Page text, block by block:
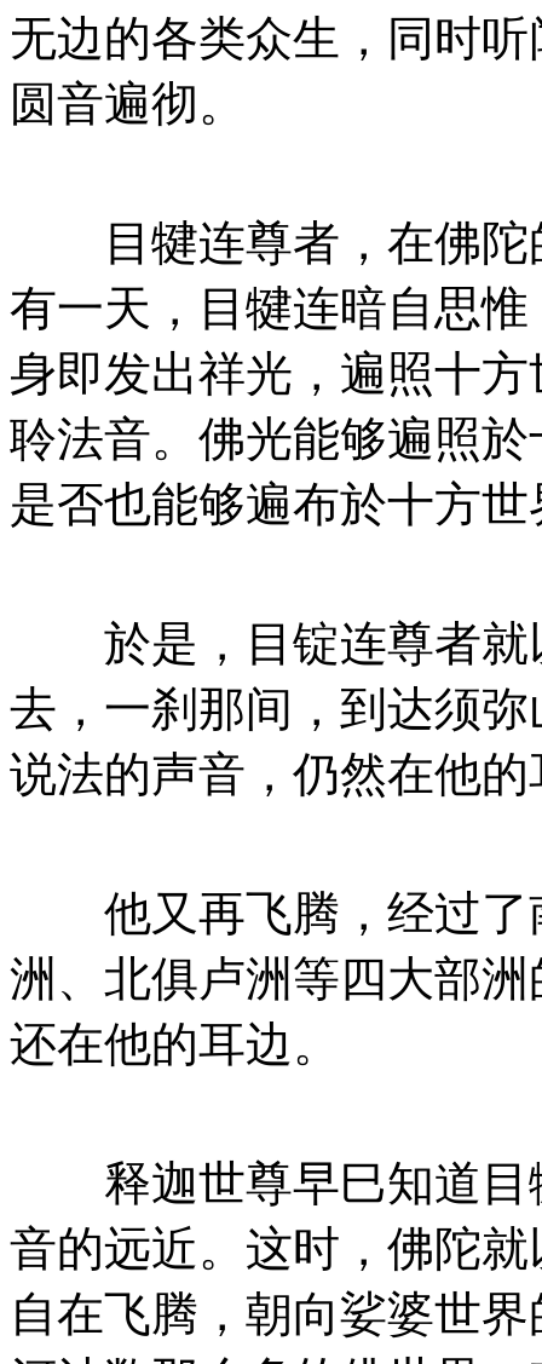
无边的各类众生，同时
圆音遍彻。
目犍连尊者，在佛陀
有一天，目犍连暗自思
身即发出祥光，遍照十
聆法音。佛光能够遍照
是否也能够遍布於十方世
於是，目锭连尊者就
去，一刹那间，到达须
说法的声音，仍然在他的
他又再飞腾，经过了
洲、北俱卢洲等四大部
还在他的耳边。
释迦世尊早巳知道目
音的远近。这时，佛陀
自在飞腾，朝向娑婆世